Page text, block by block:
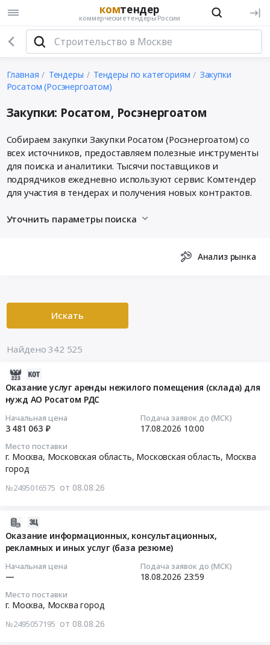
комтендер
коммерческие тендеры России
Главная Тендеры Тендеры по категориям
Закупки
Росатом (Росэнергоатом)
Закупки: Росатом, Росэнергоатом
Собираем закупки Закупки Росатом (Росэнергоатом) со
всех источников, предоставляем полезные инструменты
для поиска и аналитики. Тысячи поставщиков и
подрядчиков ежедневно используют сервис Комтендер
для участия в тендерах и получения новых контрактов.
Уточнить параметры поиска
Анализ рынка
Искать
Найдено 342 525
Оказание услуг аренды нежилого помещения (склада) для
нужд АО Росатом РДС
Начальная цена
3 481 063 ₽
Подача заявок до (МСК)
17.08.2026 10:00
Место поставки
г. Москва, Московская область, Московская область, Москва
город
№2495016575 от 08.08.26
Оказание информационных, консультационных,
рекламных и иных услуг (база резюме)
Начальная цена
—
Подача заявок до (МСК)
18.08.2026 23:59
Место поставки
г. Москва, Москва город
№2495057195 от 08.08.26